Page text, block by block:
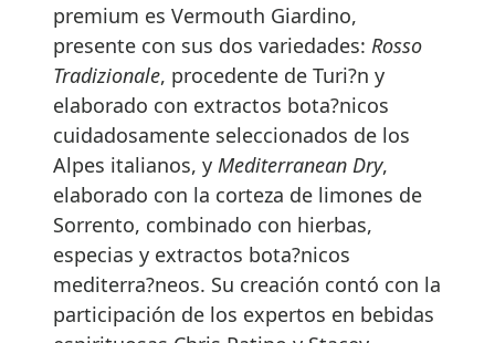
premium es Vermouth Giardino,
presente con sus dos variedades: Rosso
Tradizionale, procedente de Turi?n y
elaborado con extractos bota?nicos
cuidadosamente seleccionados de los
Alpes italianos, y Mediterranean Dry,
elaborado con la corteza de limones de
Sorrento, combinado con hierbas,
especias y extractos bota?nicos
mediterra?neos. Su creación contó con la
participación de los expertos en bebidas